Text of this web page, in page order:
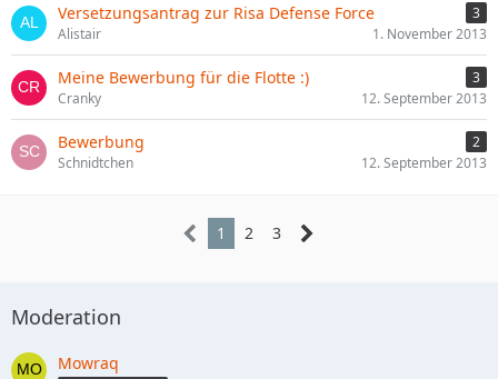
Versetzungsantrag zur Risa Defense Force
3
Alistair
1. November 2013
Meine Bewerbung für die Flotte :)
3
Cranky
12. September 2013
Bewerbung
2
Schnidtchen
12. September 2013
1 2 3
Moderation
Mowraq